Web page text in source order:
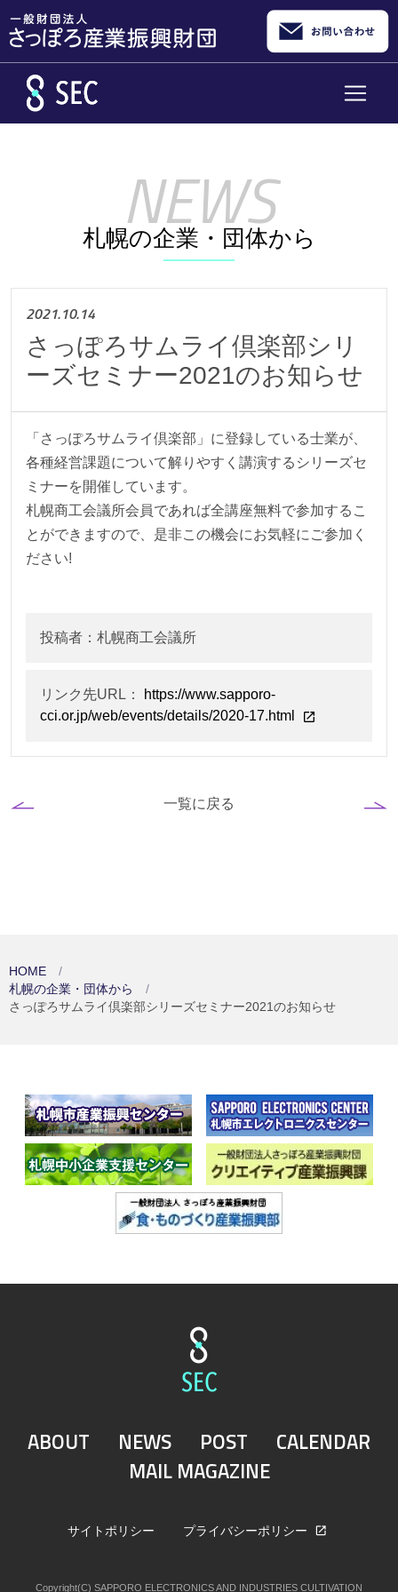
札幌の企業・団体から
2021.10.14
さっぽろサムライ倶楽部シリ
ーズセミナー2021のお知らせ
「さっぽろサムライ倶楽部」に登録している士業が、
各種経営課題について解りやすく講演するシリーズセ
ミナーを開催しています。
札幌商工会議所会員であれば全講座無料で参加するこ
とができますので、是非この機会にお気軽にご参加く
ださい!
投稿者：札幌商工会議所
リンク先URL：
https://www.sapporo-
cci.or.jp/web/events/details/2020-17.html
一覧に戻る
HOME
札幌の企業・団体から
さっぽろサムライ倶楽部シリーズセミナー2021のお知らせ
ABOUT NEWS POST
CALENDAR
MAIL MAGAZINE
サイトポリシー プライバシーポリシー
Copyright(C) SAPPORO ELECTRONICS AND INDUSTRIES CULTIVATION